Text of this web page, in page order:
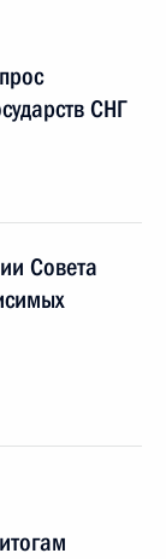
СНГ
Совета